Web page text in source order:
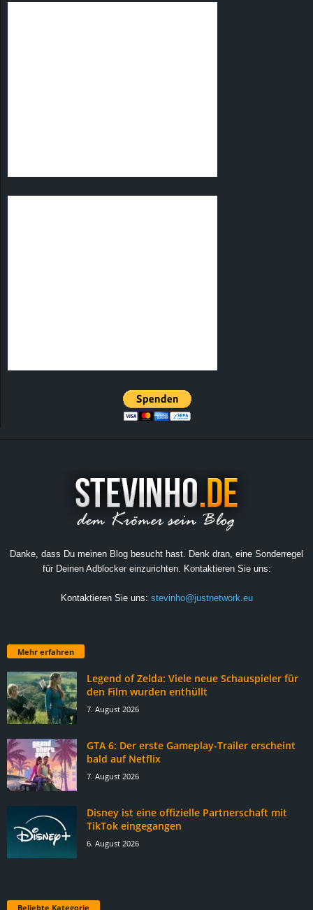
Danke, dass Du meinen Blog besucht hast. Denk dran, eine Sonderregel
für Deinen Adblocker einzurichten. Kontaktieren Sie uns:
Kontaktieren Sie uns: stevinho@justnetwork.eu
Mehr erfahren
Legend of Zelda: Viele neue Schauspieler für
den Film wurden enthüllt
7. August 2026
GTA 6: Der erste Gameplay-Trailer erscheint
bald auf Netflix
7. August 2026
Disney ist eine offizielle Partnerschaft mit
TikTok eingegangen
6. August 2026
Beliebte Kategorie